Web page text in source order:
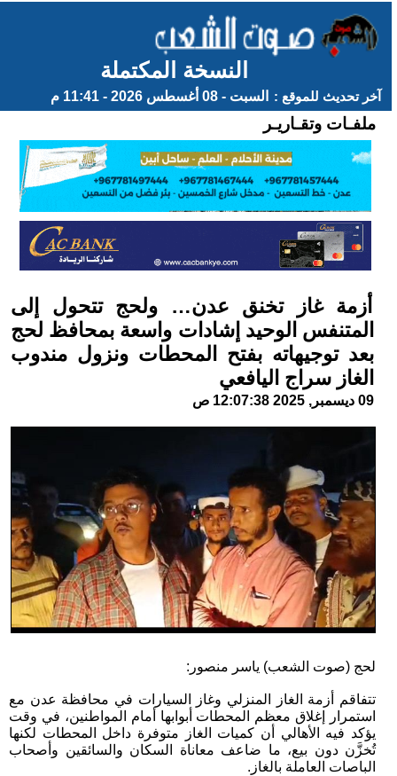
النسخة المكتملة
آخر تحديث للموقع : السبت - 08 أغسطس 2026 - 11:41 م
ملفـات وتقـاريـر
أزمة غاز تخنق عدن… ولحج تتحول إلى
المتنفس الوحيد إشادات واسعة بمحافظ لحج
بعد توجيهاته بفتح المحطات ونزول مندوب
الغاز سراج اليافعي
09 ديسمبر, 2025 12:07:38 ص
لحج (صوت الشعب) ياسر منصور:
تتفاقم أزمة الغاز المنزلي وغاز السيارات في محافظة عدن مع
استمرار إغلاق معظم المحطات أبوابها أمام المواطنين، في وقت
يؤكد فيه الأهالي أن كميات الغاز متوفرة داخل المحطات لكنها
تُخزَّن دون بيع، ما ضاعف معاناة السكان والسائقين وأصحاب
الباصات العاملة بالغاز.